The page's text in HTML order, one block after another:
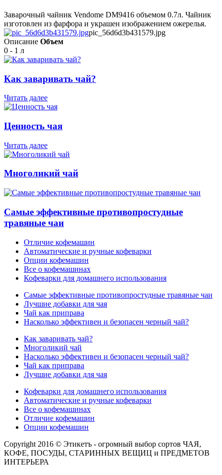
Заварочный чайник Vendome DM9416 объемом 0.7л. Чайник
изготовлен из фарфора и украшен изображением ожерелья.
pic_56d6d3b431579.jpg
Описание Объем
0 - 1 л
Как заваривать чай?
Читать далее
Ценность чая
Читать далее
Многоликий чай
Самые эффективные противопростудные
травяные чаи
Отличие кофемашин
Автоматические и ручные кофеварки
Опции кофемашин
Все о кофемашинах
Кофеварки для домашнего использования
Самые эффективные противопростудные травяные чаи
Лучшие добавки для чая
Чай как приправа
Насколько эффективен и безопасен черный чай?
Как заваривать чай?
Многоликий чай
Насколько эффективен и безопасен черный чай?
Чай как приправа
Лучшие добавки для чая
Кофеварки для домашнего использования
Автоматические и ручные кофеварки
Все о кофемашинах
Отличие кофемашин
Опции кофемашин
Copyright 2016 © Этикетъ - огромный выбор сортов ЧАЯ,
КОФЕ, ПОСУДЫ, СТАРИННЫХ ВЕЩИЦ и ПРЕДМЕТОВ
ИНТЕРЬЕРА